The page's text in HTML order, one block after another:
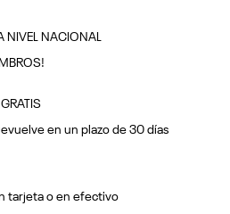
NIVEL NACIONAL
en un plazo de 30 días
tarjeta o en efectivo